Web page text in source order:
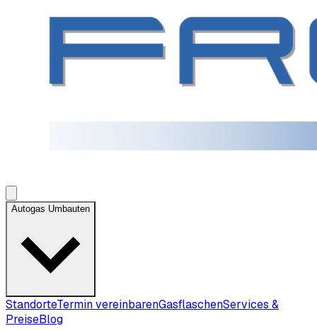
Autogas Umbauten
StandorteTermin vereinbarenGasflaschenServices &
PreiseBlog